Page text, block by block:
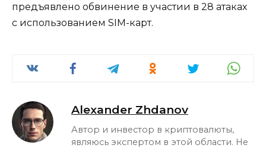
предъявлено обвинение в участии в 28 атаках
с использованием SIM-карт.
Alexander Zhdanov
Автор и инвестор в криптовалюты,
являюсь экспертом в этой области. Не